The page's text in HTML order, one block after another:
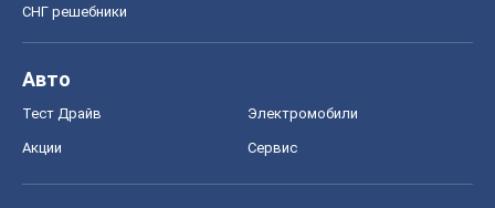
СНГ решебники
Авто
Тест Драйв Электромобили
Акции Сервис